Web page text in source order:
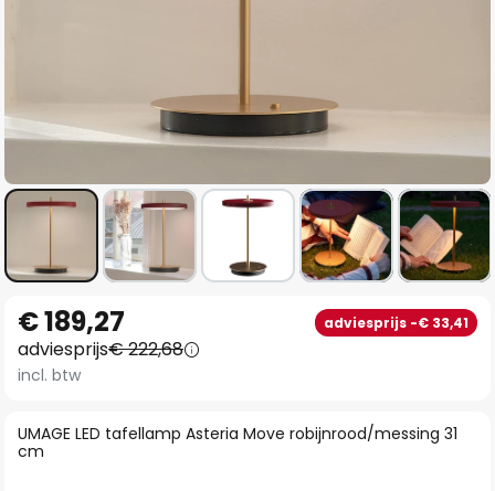
naar
het
begin
de
afbeeldingen-
UMAGE LED tafellamp Asteria Move robijnrood/messing 31
cm
€ 189,27 adviesprijs -€ 33,41
adviesprijs€ 222,68
incl. btw